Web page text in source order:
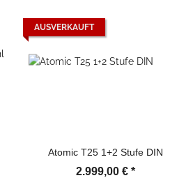
AUSVERKAUFT
Atomic T25 1+2 Stufe DIN
2.999,00 € *